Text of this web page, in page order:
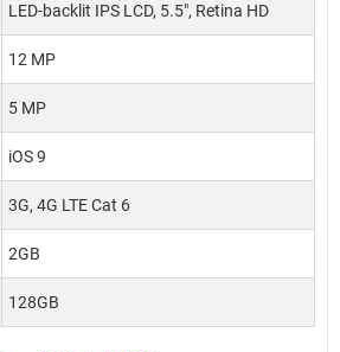
LED-backlit IPS LCD, 5.5", Retina HD
12 MP
5 MP
iOS 9
3G, 4G LTE Cat 6
2GB
128GB